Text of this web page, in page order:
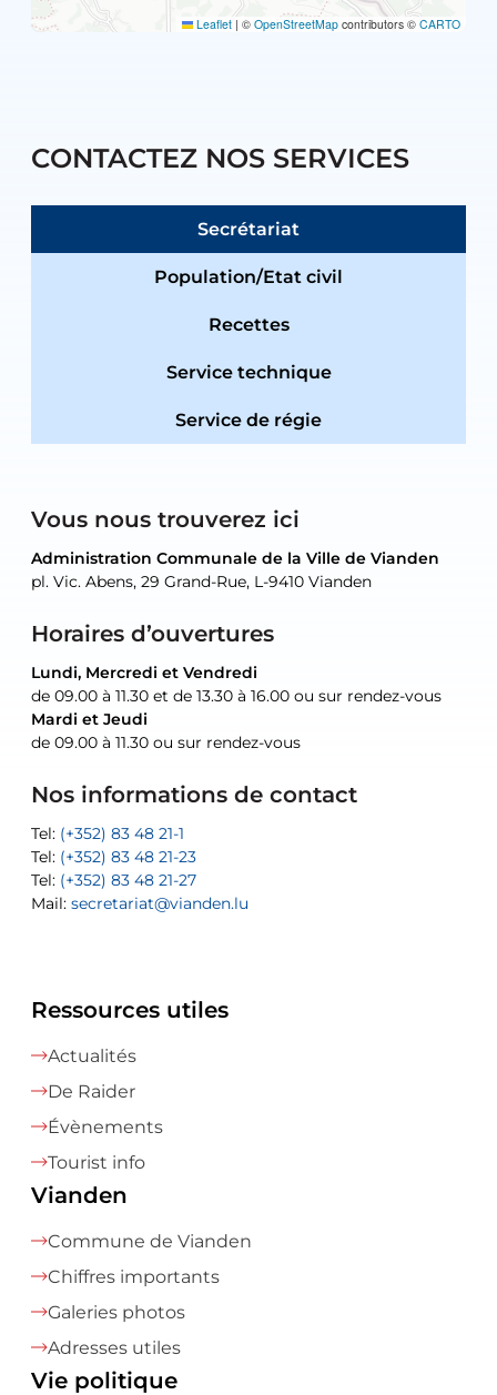
Leaflet | © OpenStreetMap contributors © CARTO
CONTACTEZ NOS SERVICES
Secrétariat
Population/Etat civil
Recettes
Service technique
Service de régie
Vous nous trouverez ici
Administration Communale de la Ville de Vianden
pl. Vic. Abens, 29 Grand-Rue, L-9410 Vianden
Horaires d’ouvertures
Lundi, Mercredi et Vendredi
de 09.00 à 11.30 et de 13.30 à 16.00 ou sur rendez-vous
Mardi et Jeudi
de 09.00 à 11.30 ou sur rendez-vous
Nos informations de contact
Tel: (+352) 83 48 21-1
Tel: (+352) 83 48 21-23
Tel: (+352) 83 48 21-27
Mail: secretariat@vianden.lu
Administration Communale de la Ville de Vianden
pl. Vic. Abens, 29 Grand-Rue, L-9410 Vianden
Lundi, Mercredi et Vendredi
de 09.00 à 11.30 et de 13.30 à 16.00 ou sur rendez-vous
Mardi et Jeudi
de 09.00 à 11.30 ou sur rendez-vous
Tel: (+352) 83 48 21-20
Tel: (+352) 83 48 21-22
Mail:sofia.carvalho@vianden.lu
Mail: diane.storn@vianden.lu
Administration Communale de la Ville de Vianden
pl. Vic. Abens, 29 Grand-Rue, L-9410 Vianden
uniquement sur rendez-vous
Mail:recette@vianden.lu
Administration Communale de la Ville de Vianden
pl. Vic. Abens, 29 Grand-Rue, L-9410 Vianden
uniquement sur rendez-vous
Tel:(+352) 83 48 21-31
Atelier Communal de la Ville de Vianden
30, rue Neugarten, L-9422 Vianden
uniquement sur rendez-vous
Tel:Permanence (Fuite d’eau) : 83 48 21 61
Ressources utiles
Actualités
De Raider
Évènements
Tourist info
Vianden
Commune de Vianden
Chiffres importants
Galeries photos
Adresses utiles
Vie politique